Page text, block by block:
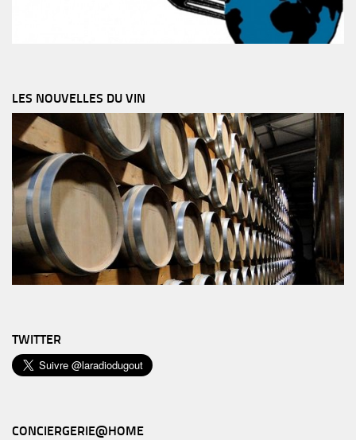
LES NOUVELLES DU VIN
TWITTER
CONCIERGERIE@HOME